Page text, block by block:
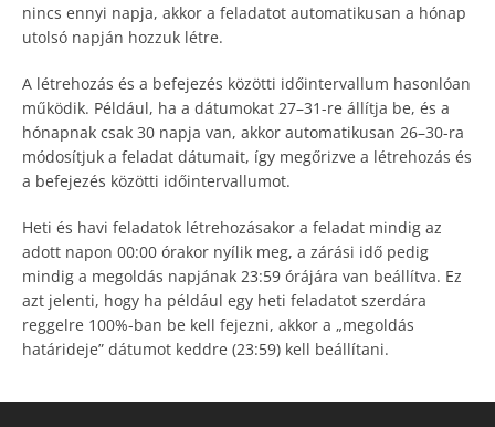
nincs ennyi napja, akkor a feladatot automatikusan a hónap
utolsó napján hozzuk létre.
A létrehozás és a befejezés közötti időintervallum hasonlóan
működik. Például, ha a dátumokat 27–31-re állítja be, és a
hónapnak csak 30 napja van, akkor automatikusan 26–30-ra
módosítjuk a feladat dátumait, így megőrizve a létrehozás és
a befejezés közötti időintervallumot.
Heti és havi feladatok létrehozásakor a feladat mindig az
adott napon 00:00 órakor nyílik meg, a zárási idő pedig
mindig a megoldás napjának 23:59 órájára van beállítva. Ez
azt jelenti, hogy ha például egy heti feladatot szerdára
reggelre 100%-ban be kell fejezni, akkor a „megoldás
határideje” dátumot keddre (23:59) kell beállítani.